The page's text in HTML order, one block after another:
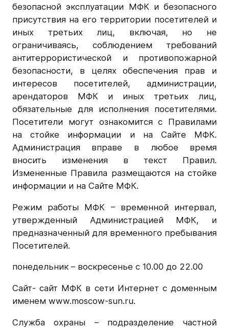
безопасной эксплуатации МФК и безопасного
присутствия на его территории посетителей и
иных третьих лиц, включая, но не
ограничиваясь, соблюдением требований
антитеррористической и противопожарной
безопасности, в целях обеспечения прав и
интересов посетителей, администрации,
арендаторов МФК и иных третьих лиц,
обязательные для исполнения посетителями.
Посетители могут ознакомится с Правилами
на стойке информации и на Сайте МФК.
Администрация вправе в любое время
вносить изменения в текст Правил.
Измененные Правила размещаются на стойке
информации и на Сайте МФК.
Режим работы МФК – временной интервал,
утвержденный Администрацией МФК, и
предназначенный для временного пребывания
Посетителей.
понедельник – воскресенье с 10.00 до 22.00
Сайт- сайт МФК в сети Интернет с доменным
именем www.moscow-sun.ru.
Служба охраны – подразделение частной